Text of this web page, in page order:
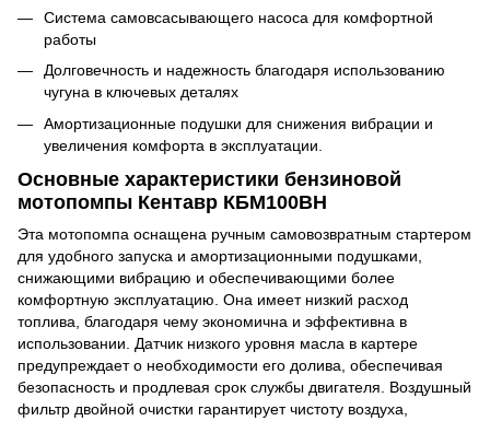
Система самовсасывающего насоса для комфортной
работы
Долговечность и надежность благодаря использованию
чугуна в ключевых деталях
Амортизационные подушки для снижения вибрации и
увеличения комфорта в эксплуатации.
Основные характеристики бензиновой
мотопомпы Кентавр КБМ100ВН
Эта мотопомпа оснащена ручным самовозвратным стартером
для удобного запуска и амортизационными подушками,
снижающими вибрацию и обеспечивающими более
комфортную эксплуатацию. Она имеет низкий расход
топлива, благодаря чему экономична и эффективна в
использовании. Датчик низкого уровня масла в картере
предупреждает о необходимости его долива, обеспечивая
безопасность и продлевая срок службы двигателя. Воздушный
фильтр двойной очистки гарантирует чистоту воздуха,